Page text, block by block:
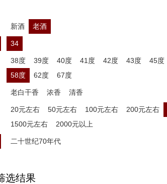
新酒 老酒
34
38度 39度 40度 41度 42度 43度 45度
58度
62度 67度
老白干香 浓香 清香
20元左右 50元左右 100元左右 200元左右
1500元左右
2000元以上
二十世纪70年代
选结果